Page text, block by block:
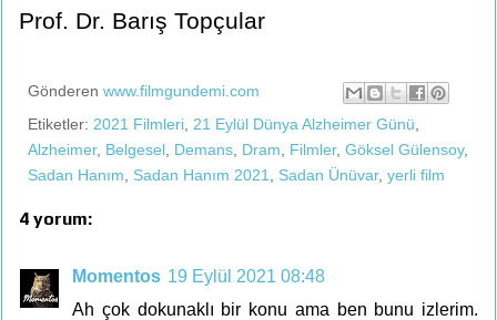
Prof. Dr. Barış Topçular
Gönderen www.filmgundemi.com
Etiketler: 2021 Filmleri 21 Eylül Dünya Alzheimer Günü
Alzheimer, Belgesel Demans Dram Filmler, Göksel Gülensoy,
Sadan Hanım
Sadan Hanım 2021 Sadan Ünüvar, yerli film
4 yorum:
Momentos 19 Eylül 2021 08:48
Ah çok dokunaklı bir konu ama ben bunu izlerim.